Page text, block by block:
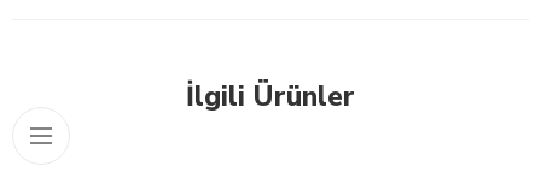
İlgili Ürünler